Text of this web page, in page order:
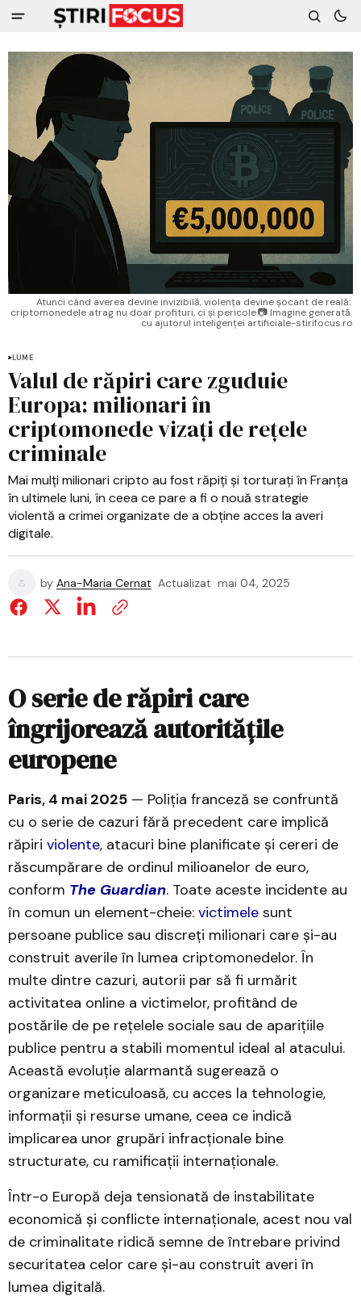
Atunci când averea devine invizibilă, violența devine șocant de reală:
criptomonedele atrag nu doar profituri, ci și pericole.📷 Imagine generată
cu ajutorul inteligenței artificiale-stirifocus.ro
LUME
Valul de răpiri care zguduie
Europa: milionari în
criptomonede vizați de rețele
criminale
Mai mulți milionari cripto au fost răpiți și torturați în Franța
în ultimele luni, în ceea ce pare a fi o nouă strategie
violentă a crimei organizate de a obține acces la averi
digitale.
by Ana-Maria Cernat Actualizat mai 04, 2025
O serie de răpiri care
îngrijorează autoritățile
europene
Paris, 4 mai 2025 — Poliția franceză se confruntă
cu o serie de cazuri fără precedent care implică
răpiri violente, atacuri bine planificate și cereri de
răscumpărare de ordinul milioanelor de euro,
conform The Guardian. Toate aceste incidente au
în comun un element-cheie: victimele sunt
persoane publice sau discreți milionari care și-au
construit averile în lumea criptomonedelor. În
multe dintre cazuri, autorii par să fi urmărit
activitatea online a victimelor, profitând de
postările de pe rețelele sociale sau de aparițiile
publice pentru a stabili momentul ideal al atacului.
Această evoluție alarmantă sugerează o
organizare meticuloasă, cu acces la tehnologie,
informații și resurse umane, ceea ce indică
implicarea unor grupări infracționale bine
structurate, cu ramificații internaționale.
Într-o Europă deja tensionată de instabilitate
economică și conflicte internaționale, acest nou val
de criminalitate ridică semne de întrebare privind
securitatea celor care și-au construit averi în
lumea digitală.